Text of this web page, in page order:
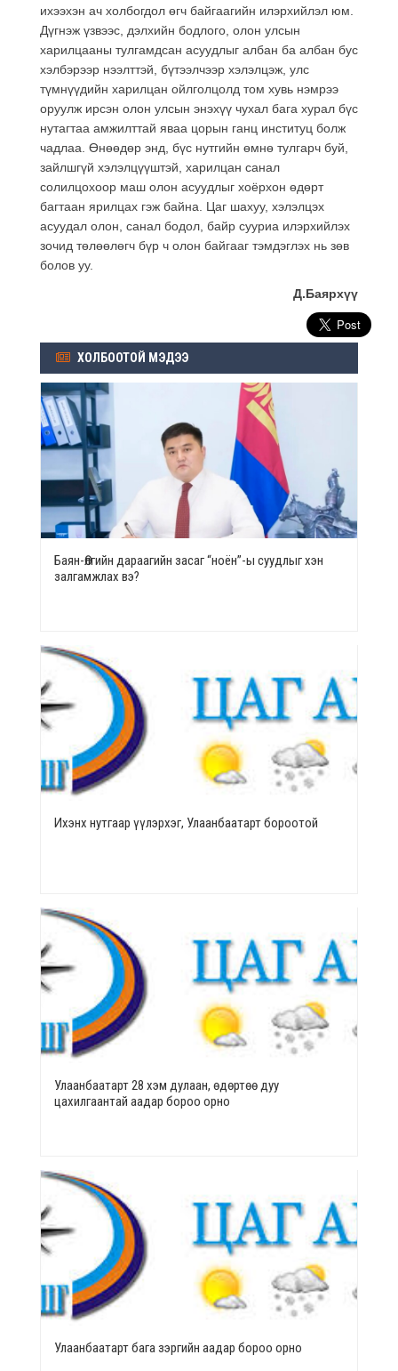
ихээхэн ач холбогдол өгч байгаагийн илэрхийлэл юм.
Дүгнэж үзвээс, дэлхийн бодлого, олон улсын
харилцааны тулгамдсан асуудлыг албан ба албан бус
хэлбэрээр нээлттэй, бүтээлчээр хэлэлцэж, улс
түмнүүдийн харилцан ойлголцолд том хувь нэмрээ
оруулж ирсэн олон улсын энэхүү чухал бага хурал бүс
нутагтаа амжилттай яваа цорын ганц институц болж
чадлаа. Өнөөдөр энд, бүс нутгийн өмнө тулгарч буй,
зайлшгүй хэлэлцүүштэй, харилцан санал
солилцохоор маш олон асуудлыг хоёрхон өдөрт
багтаан ярилцах гэж байна. Цаг шахуу, хэлэлцэх
асуудал олон, санал бодол, байр сууриа илэрхийлэх
зочид төлөөлөгч бүр ч олон байгааг тэмдэглэх нь зөв
болов уу.
Д.Баярхүү
ХОЛБООТОЙ МЭДЭЭ
Баян-Өлгийн дараагийн засаг “ноён”-ы суудлыг хэн
залгамжлах вэ?
Ихэнх нутгаар үүлэрхэг, Улаанбаатарт бороотой
Улаанбаатарт 28 хэм дулаан, өдөртөө дуу
цахилгаантай аадар бороо орно
Улаанбаатарт бага зэргийн аадар бороо орно